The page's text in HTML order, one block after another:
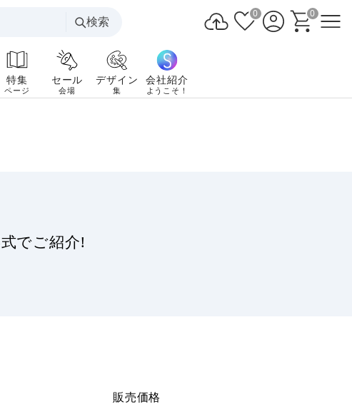
検索
0 0
特集
ページ
セール
会場
デザイン
集
会社紹介
ようこそ！
でご紹介!
販売価格